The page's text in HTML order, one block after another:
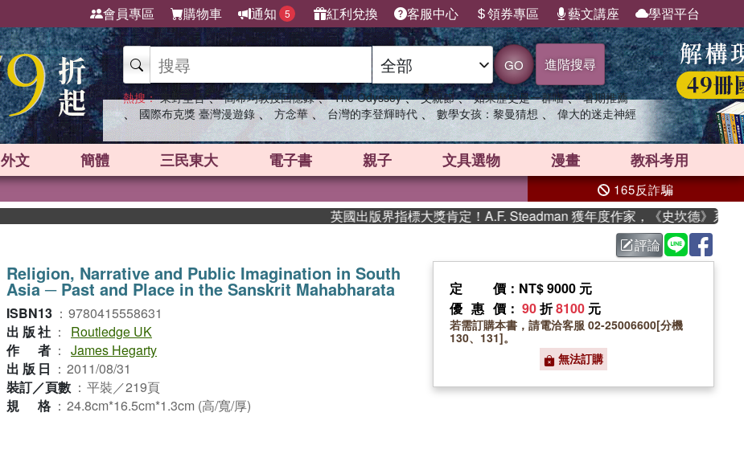
會員專區 購物車 通知 5 紅利兌換 客服中心 領券專區 藝文講座 學習平台
GO 進階搜尋
熱搜： 東野圭吾 、 高希均教授回憶錄 、 The Odyssey 、 父親節 、 如果歷史是一群喵 、 暑期推薦
、 國際布克獎 臺灣漫遊錄 、 方念華 、 台灣的李登輝時代 、 數學女孩：黎曼猜想 、 偉大的迷走神經
外文 簡體 三民東大 電子書 親子 文具選物 漫畫 教科考用
165反詐騙
英國出版界指標大獎肯定！A.F. Steadman 獲年度作家，《史坎德》系列帶你
評論
Religion, Narrative and Public Imagination in South
Asia ─ Past and Place in the Sanskrit Mahabharata
ISBN13 ： 9780415558631
出版社 ：
Routledge UK
作者 ： James Hegarty
出版日 ： 2011/08/31
裝訂／頁數 ： 平裝／219頁
規格 ： 24.8cm*16.5cm*1.3cm (高/寬/厚)
定價 ：NT$ 9000 元
優惠價 ： 90折8100 元
若需訂購本書，請電洽客服 02-25006600[分機
130、131]。
無法訂購